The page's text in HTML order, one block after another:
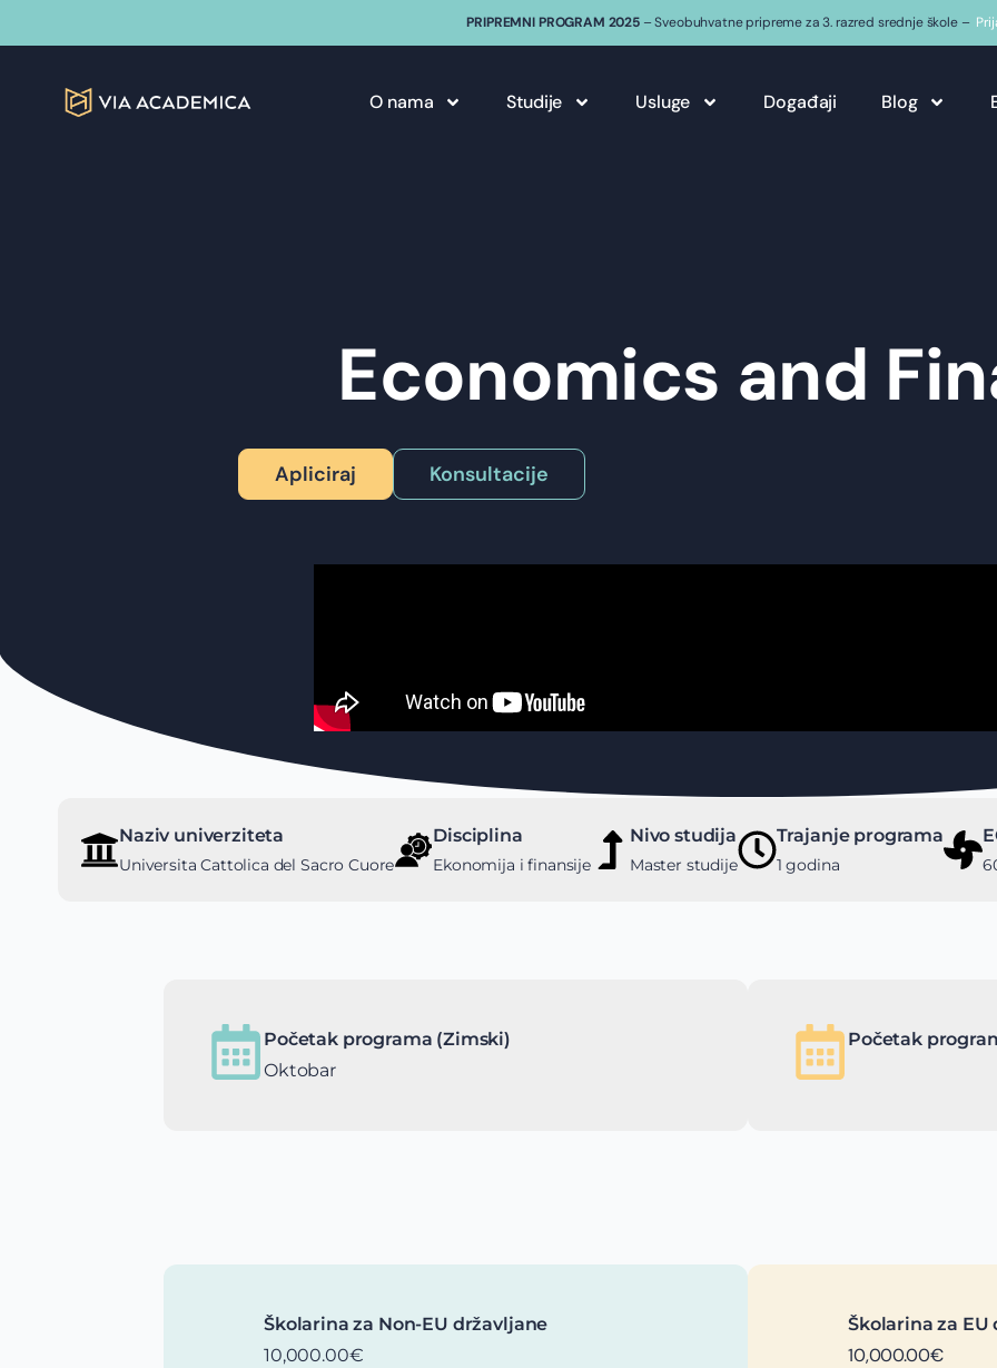
PRIPREMNI PROGRAM 2025– Sveobuhvatne pripreme za 3. razred srednje škole –
O nama Studije Usluge Događaji Blog
Economics and
Apliciraj Konsultacije
Naziv univerziteta
Universita Cattolica del Sacro Cuore
Disciplina
Ekonomija i finansije
Nivo studija
Master studije
Trajanje programa
1 godina
Početak programa (Zimski)
Oktobar
Početak
Školarina za Non-EU državljane
10,000.00€
Školarina za EU
10,000.00€